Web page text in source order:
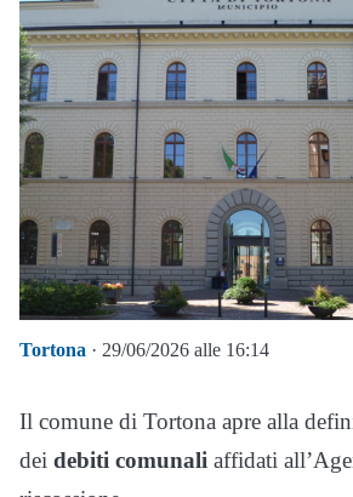
Tortona · 29/06/2026 alle 16:14
Il comune di Tortona apre alla
dei debiti comunali affidati